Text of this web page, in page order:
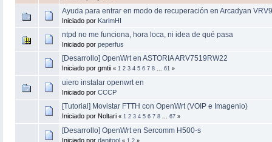
Ayuda para entrar en modo de recuperación en Arcadyan
Iniciado por KarimHI
ntpd no me funciona, hora loca, ni idea de qué pasa
Iniciado por peperfus
[Desarrollo] OpenWrt en ASTORIA ARV7519RW22
Iniciado por gmtii « 1 2 3 4 5 6 7 8 61 »
uiero instalar openwrt en
Iniciado por CCCP
[Tutorial] Movistar FTTH con OpenWrt (VOIP e Imagenio)
Iniciado por Noltari « 1 2 3 4 5 6 7 8 67»
[Desarrollo] OpenWrt en Sercomm H500-s
Iniciado por danitool « 1 2»